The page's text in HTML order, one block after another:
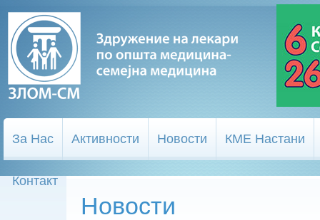
За Нас Активности Новости КМЕ Настани
Контакт
Новости